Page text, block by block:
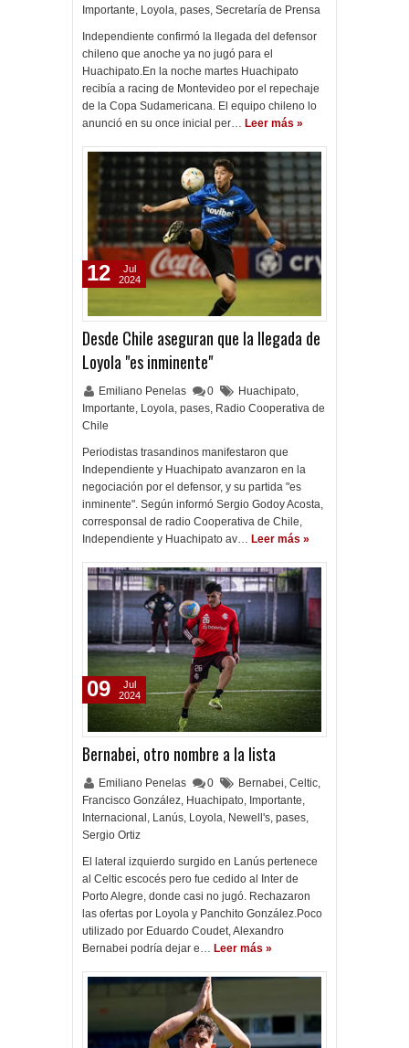
Importante, Loyola, pases, Secretaría de Prensa
Independiente confirmó la llegada del defensor
chileno que anoche ya no jugó para el
Huachipato.En la noche martes Huachipato
recibía a racing de Montevideo por el repechaje
de la Copa Sudamericana. El equipo chileno lo
anunció en su once inicial per… Leer más »
Desde Chile aseguran que la llegada de
Loyola "es inminente"
Emiliano Penelas 0 Huachipato,
Importante, Loyola, pases, Radio Cooperativa de
Chile
Periodistas trasandinos manifestaron que
Independiente y Huachipato avanzaron en la
negociación por el defensor, y su partida "es
inminente". Según informó Sergio Godoy Acosta,
corresponsal de radio Cooperativa de Chile,
Independiente y Huachipato av… Leer más »
12
Jul
2024
Bernabei, otro nombre a la lista
Emiliano Penelas 0 Bernabei, Celtic,
Francisco González, Huachipato, Importante,
Internacional , Lanús, Loyola, Newell's, pases,
Sergio Ortiz
El lateral izquierdo surgido en Lanús pertenece
al Celtic escocés pero fue cedido al Inter de
Porto Alegre, donde casi no jugó. Rechazaron
las ofertas por Loyola y Panchito González.Poco
utilizado por Eduardo Coudet, Alexandro
Bernabei podría dejar e… Leer más »
09
Jul
2024